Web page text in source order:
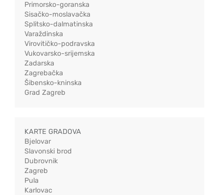
Primorsko-goranska
Sisačko-moslavačka
Splitsko-dalmatinska
Varaždinska
Virovitičko-podravska
Vukovarsko-srijemska
Zadarska
Zagrebačka
Šibensko-kninska
Grad Zagreb
KARTE GRADOVA
Bjelovar
Slavonski brod
Dubrovnik
Zagreb
Pula
Karlovac